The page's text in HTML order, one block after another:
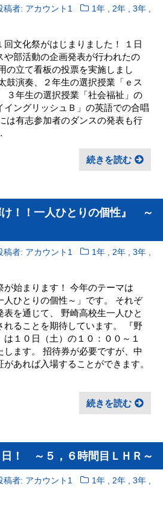
稿者: アカウント1 1年 2年 ,3年
文化祭がはじまりました！ １日
や部活動の企画発表が行われたの
の立て看板の投票を実施しまし
鼓演奏、２年生の選択授業「ｅス
３年生の選択授業「社会福祉」の
イングリッシュＢ」の英語での合唱
は有志参加者のダンスの発表も行
続きを読む
け！！一人ひとりの個性』 ～
稿者: アカウント1 1年 2年 ,3年
が始まります！ 今年のテーマは
人ひとりの個性～」です。 それぞ
を通じて、 野崎高校生一人ひと
れることを期待しています。 『野
１０日（土）の１０：００～１
します。 招待券が必要ですが、中
あれば入場することができます。
続きを読む
！ ～５，６時間目ＬＨＲ～
稿者: アカウント1 1年 2年 ,3年